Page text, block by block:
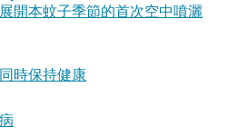
開本蚊子季節的首次空中噴灑
時保持健康